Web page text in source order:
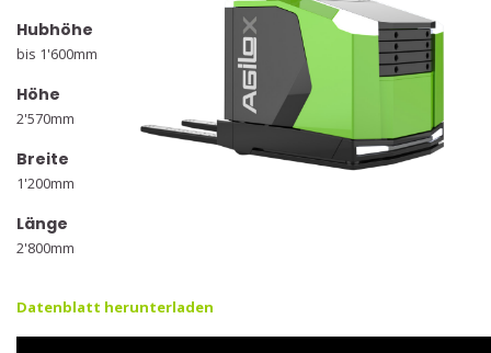
Hubhöhe
bis 1'600mm
Höhe
2'570mm
Breite
1'200mm
Länge
2'800mm
Datenblatt herunterladen